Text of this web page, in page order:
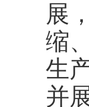
展
缩
生
并